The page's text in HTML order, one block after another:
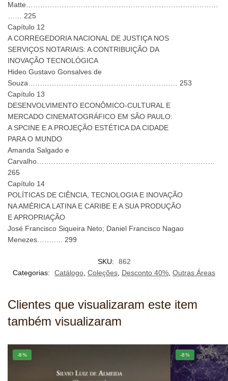
Matte………………………………………………………………………
…… 225
Capítulo 12
A CORREGEDORIA NACIONAL DE JUSTIÇA NOS
SERVIÇOS NOTARIAIS: A CONTRIBUIÇÃO DA
INOVAÇÃO TECNOLÓGICA
Hideo Gustavo Gonsalves de
Souza……………………………………………………… 253
Capítulo 13
DESENVOLVIMENTO ECONÔMICO-CULTURAL E
MERCADO CINEMATOGRÁFICO EM SÃO PAULO:
A SPCINE E A PROJEÇÃO ESTÉTICA DA CIDADE
PARA O MUNDO
Amanda Salgado e
Carvalho…………………………………………………………………
265
Capítulo 14
POLÍTICAS DE CIÊNCIA, TECNOLOGIA E INOVAÇÃO
NA AMÉRICA LATINA E CARIBE E A SUA PRODUÇÃO
E APROPRIAÇÃO
José Francisco Siqueira Neto; Daniel Francisco Nagao
Menezes……….. 299
SKU:
862
Categorias:
Catálogo Coleções Desconto 40% Outras Áreas
Clientes que visualizaram este item
também visualizaram
-8% -8%